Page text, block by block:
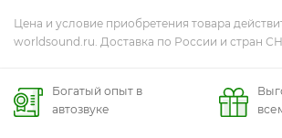
Цена и условие приобретения товара
worldsound.ru. Доставка по России и стран
Богатый опыт в
автозвуке